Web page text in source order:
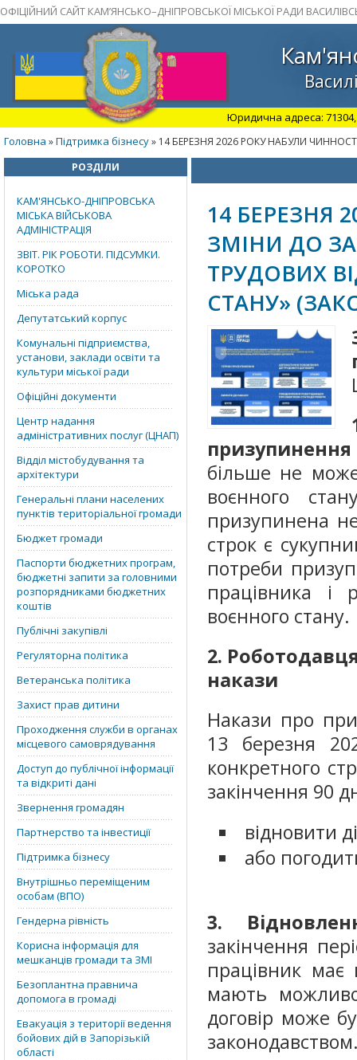
ОФІЦІЙНИЙ САЙТ КАМ’ЯНСЬКО–ДНІПРОВСЬКОЇ МІСЬКОЇ РАДИ
Юридична адреса: 71304,
Головна »Підтримка бізнесу» 14 БЕРЕЗНЯ 2026 РОКУ НАБУЛИ
РОЗДІЛИ
КАМ'ЯНСЬКО-ДНІПРОВСЬКА
МІСЬКА ВІЙСЬКОВА
АДМІНІСТРАЦІЯ
ЗВІТ. РІК РОБОТИ. ПІДСУМКИ.
КОРОТКО
Міська рада
Депутатський корпус
Комунальні підприємства,
установи, заклади освіти та
культури міської ради
Офіційні документи
Центр надання
адміністративних послуг (ЦНАП)
Відділ містобудування та
архітектури
Генеральні плани населених
пунктів територіальної громади
Бюджет громади
Паспорти бюджетних програм,
бюджетні запити за головними
розпорядниками бюджетних
коштів
Публічні закупівлі
Регуляторна політика
Ветеранська політика
Захист прав дитини
Проходження служби в органах
місцевого самоврядування
Доступ до публічної інформації
та відкриті дані
Звернення громадян
Партнерство та інвестиції
Підтримка бізнесу
Внутрішньо переміщеним
особам (ВПО)
Гендерна рівність
Корисна інформація для
мешканців громади та ЗМІ
Безоплантна правнича
допомога в громаді
Евакуація з території ведення
бойових дій в Запорізькій
області
14 БЕРЕЗНЯ
ЗМІНИ ДО
ТРУДОВИХ
СТАНУ»
більше не
воєнного
призупинена
строк є
потреби
працівника і
воєнного стану.
2.
накази
Накази про
13 березня
конкретного
закінчення 90
відновити
або
3.
закінчення
працівник
мають
договір може